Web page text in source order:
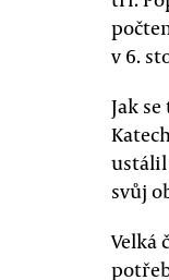
v 6.
Jak
ustálil
svůj
Velká